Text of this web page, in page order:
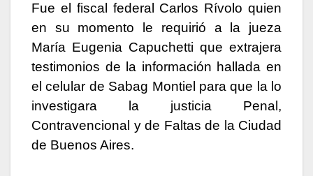
Fue el fiscal federal Carlos Rívolo quien
en su momento le requirió a la jueza
María Eugenia Capuchetti que extrajera
testimonios de la información hallada en
el celular de Sabag Montiel para que la lo
investigara la justicia Penal,
Contravencional y de Faltas de la Ciudad
de Buenos Aires.